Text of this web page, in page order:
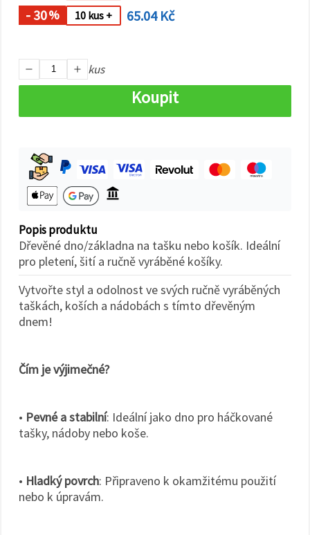
typu
cookies a
kliknutím
Přijmout
- 30% 10 kus + 65.04 Kč
kus
Koupit
Popis produktu
Dřevěné dno/základna na tašku nebo košík. Ideální
pro pletení, šití a ručně vyráběné košíky.
Vytvořte styl a odolnost ve svých ručně vyráběných
taškách, koších a nádobách s tímto dřevěným
dnem!
Čím je výjimečné?
• Pevné a stabilní: Ideální jako dno pro háčkované
tašky, nádoby nebo koše.
• Hladký povrch: Připraveno k okamžitému použití
nebo k úpravám.